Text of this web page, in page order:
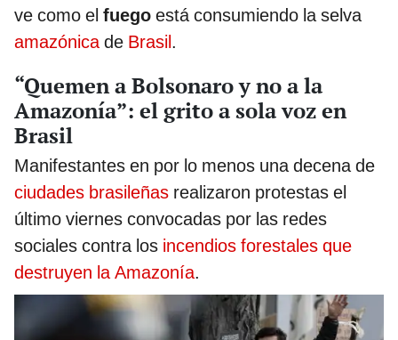
ve como el fuego está consumiendo la selva
amazónica de Brasil.
“Quemen a Bolsonaro y no a la
Amazonía”: el grito a sola voz en
Brasil
Manifestantes en por lo menos una decena de
ciudades brasileñas realizaron protestas el
último viernes convocadas por las redes
sociales contra los incendios forestales que
destruyen la Amazonía.